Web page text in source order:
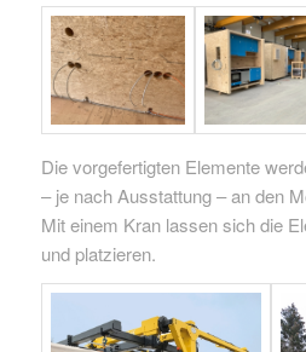
Die vorgefertigten Elemente
– je nach Ausstattung – an den
Mit einem Kran lassen sich die
und platzieren.